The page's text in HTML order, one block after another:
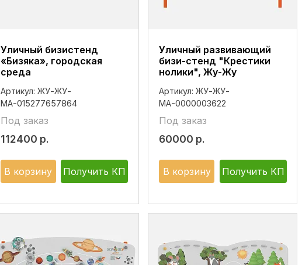
Уличный бизистенд
«Бизяка», городская
среда
Артикул: ЖУ-ЖУ-
МА-015277657864
Под заказ
112400 р.
В корзину Получить КП
Уличный развивающий
бизи-стенд "Крестики
нолики", Жу-Жу
Артикул: ЖУ-ЖУ-
МА-0000003622
Под заказ
60000 р.
В корзину Получить КП